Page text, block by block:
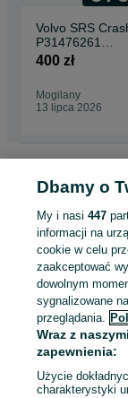
Volvo SRS
P31476261
P32246116
P32315799
P32315584
400 zł
Mogilany
13 lipca 2026
Mazowieckie
KATEGORIA
939730497
Dbamy o
My i nasi447
informacji na
cookie w celu
zaakceptować
dowolnym
sygnalizowane
przeglądania.
Wraz z
zapewnienia:
Użycie
charakterystyki